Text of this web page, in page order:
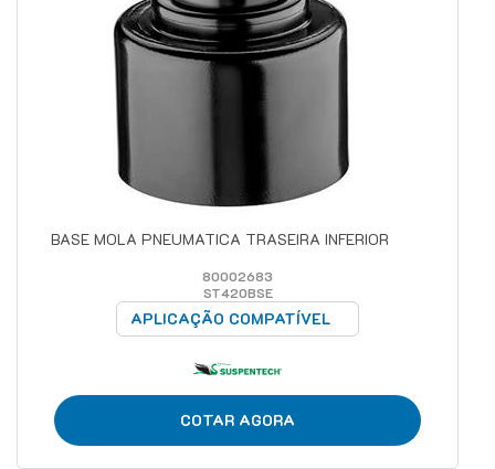
BASE MOLA PNEUMATICA TRASEIRA INFERIOR
80002683
ST420BSE
APLICAÇÃO COMPATÍVEL
COTAR AGORA